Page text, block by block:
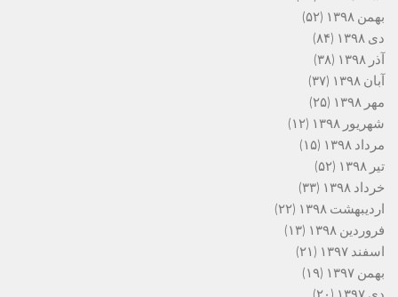
بهمن ۱۳۹۸
(۵۲)
دی ۱۳۹۸
(۸۴)
آذر ۱۳۹۸
(۳۸)
آبان ۱۳۹۸
(۳۷)
مهر ۱۳۹۸
(۲۵)
شهریور ۱۳۹۸
(۱۲)
مرداد ۱۳۹۸
(۱۵)
تیر ۱۳۹۸
(۵۲)
خرداد ۱۳۹۸
(۳۳)
اردیبهشت ۱۳۹۸
(۲۲)
فروردین ۱۳۹۸
(۱۳)
اسفند ۱۳۹۷
(۲۱)
بهمن ۱۳۹۷
(۱۹)